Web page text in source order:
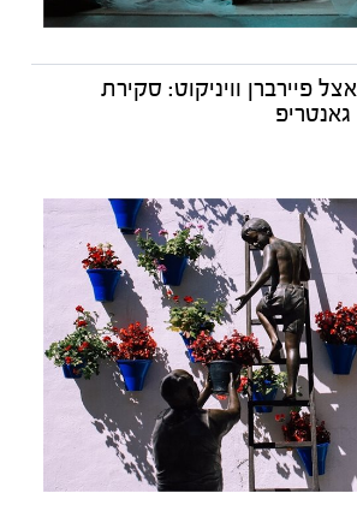
פיירברן וויניקוט: סקירת